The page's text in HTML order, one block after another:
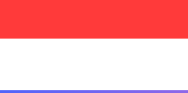
买美股（2026）